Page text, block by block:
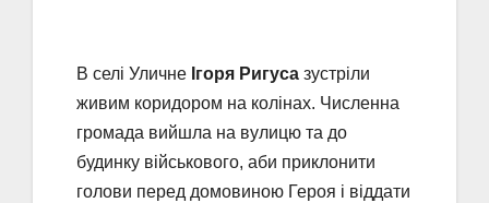
В селі Уличне Ігоря Ригуса зустріли
живим коридором на колінах. Численна
громада вийшла на вулицю та до
будинку військового, аби приклонити
голови перед домовиною Героя і віддати